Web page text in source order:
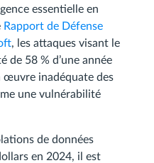
essentielle en
Rapport de Défense
, les attaques visant le
de 58 % d’une année
œuvre inadéquate des
une vulnérabilité
de données
en 2024, il est